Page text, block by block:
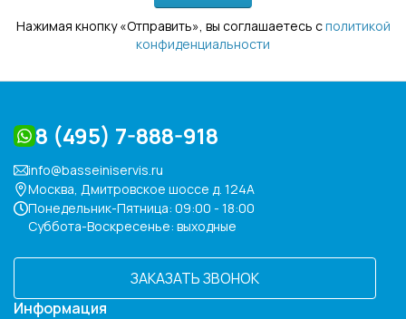
Нажимая кнопку «Отправить», вы соглашаетесь сполитикой
конфиденциальности
8 (495) 7-888-918
info@basseiniservis.ru
Москва, Дмитровское шоссе д. 124А
Понедельник-Пятница: 09:00 - 18:00
Суббота-Воскресенье: выходные
ЗАКАЗАТЬ ЗВОНОК
Информация